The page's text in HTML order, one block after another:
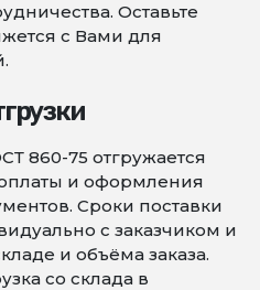
Оставьте
с Вами для
860-75 отгружается
и оформления
Сроки поставки
с заказчиком и
и объёма заказа.
со склада в